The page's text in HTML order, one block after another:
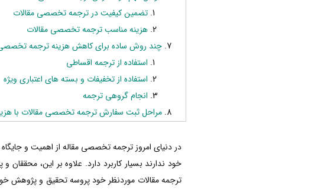
تضمین کیفیت در ترجمه تخصصی مقالات
هزینه مناسب ترجمه تخصصی مقالات
چند روش ساده برای کاهش هزینه ترجمه
استفاده از ترجمه اقساطی
استفاده از تخفیفات و بسته های اعتباری ویژه
انجام گروهی ترجمه
مراحل ثبت سفارش ترجمه تخصصی مقالات با
در دنیای امروز ترجمه تخصصی مقاله از اهمیت و
خود ندارند بسیار کاربرد دارد. علاوه بر این،
ترجمه مقالات موردنظر خود پروسه تحقیق و پژوهش